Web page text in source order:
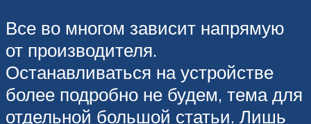
Все во многом зависит напрямую
от производителя.
Останавливаться на устройстве
более подробно не будем, тема для
отдельной большой статьи. Лишь